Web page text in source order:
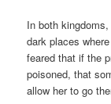
In both
dark places
feared that if the
poisoned, that
allow her to go